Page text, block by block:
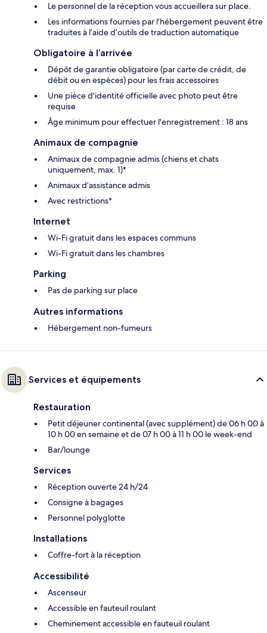
Le personnel de la réception vous accueillera sur place.
Les informations fournies par l’hébergement peuvent être
traduites à l’aide d’outils de traduction automatique
Obligatoire à l’arrivée
Dépôt de garantie obligatoire (par carte de crédit, de
débit ou en espèces) pour les frais accessoires
Une pièce d'identité officielle avec photo peut être
requise
Âge minimum pour effectuer l'enregistrement : 18 ans
Animaux de compagnie
Animaux de compagnie admis (chiens et chats
uniquement, max. 1)*
Animaux d’assistance admis
Avec restrictions*
Internet
Wi-Fi gratuit dans les espaces communs
Wi-Fi gratuit dans les chambres
Parking
Pas de parking sur place
Autres informations
Hébergement non-fumeurs
Services et équipements
Restauration
Petit déjeuner continental (avec supplément) de 06 h 00 à
10 h 00 en semaine et de 07 h 00 à 11 h 00 le week-end
Bar/lounge
Services
Réception ouverte 24 h/24
Consigne à bagages
Personnel polyglotte
Installations
Coffre-fort à la réception
Accessibilité
Ascenseur
Accessible en fauteuil roulant
Cheminement accessible en fauteuil roulant